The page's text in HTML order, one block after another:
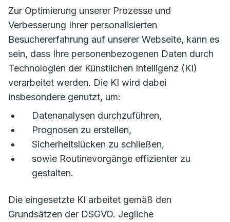
Zur Optimierung unserer Prozesse und
Verbesserung Ihrer personalisierten
Besuchererfahrung auf unserer Webseite, kann es
sein, dass Ihre personenbezogenen Daten durch
Technologien der Künstlichen Intelligenz (KI)
verarbeitet werden. Die KI wird dabei
insbesondere genutzt, um:
Datenanalysen durchzuführen,
Prognosen zu erstellen,
Sicherheitslücken zu schließen,
sowie Routinevorgänge effizienter zu
gestalten.
Die eingesetzte KI arbeitet gemäß den
Grundsätzen der DSGVO. Jegliche